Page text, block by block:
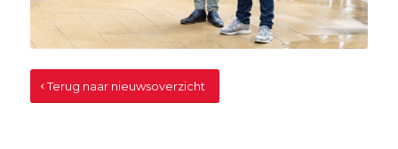
Terug naar nieuwsoverzicht